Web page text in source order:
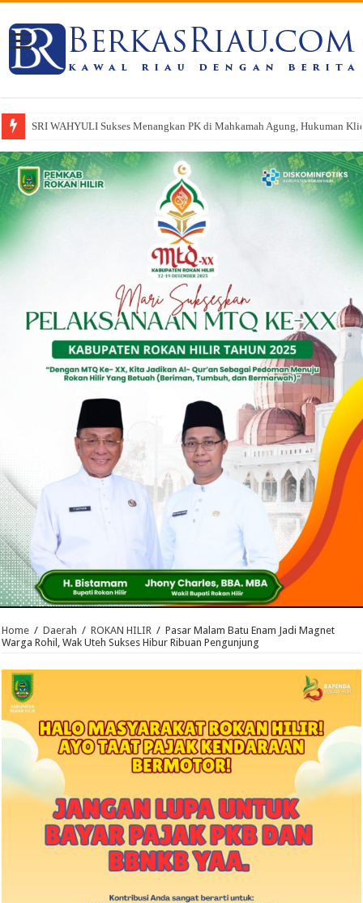
SRI WAHYULI Sukses Menangkan PK di Mahkamah Agung, Hukuman
Home / Daerah / ROKAN HILIR / Pasar Malam Batu Enam Jadi Magnet
Warga Rohil, Wak Uteh Sukses Hibur Ribuan Pengunjung